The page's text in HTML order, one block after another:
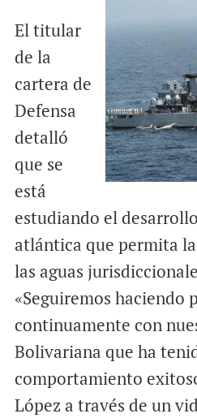
El titular
de la
cartera de
Defensa
detalló
que se
está
estudiando el
atlántica que permita
las aguas
«Seguiremos haciendo
continuamente con
Bolivariana que ha
comportamiento
López a través de un